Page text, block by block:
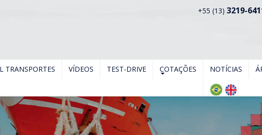
+55 (13) 3219-
TRANSPORTES VÍDEOS TEST-DRIVE COTAÇÕES NOTÍCIAS